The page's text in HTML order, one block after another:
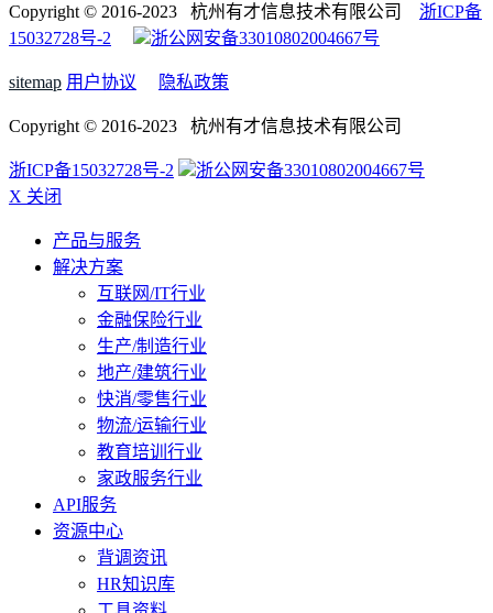
Copyright © 2016-2023 杭州有才信息技术有限公司 浙ICP备
15032728号-2
浙公网安备33010802004667号
sitemap 用户协议 隐私政策
Copyright © 2016-2023 杭州有才信息技术有限公司
浙ICP备15032728号-2
浙公网安备33010802004667号
X 关闭
产品与服务
解决方案
互联网/IT行业
金融保险行业
生产/制造行业
地产/建筑行业
快消/零售行业
物流/运输行业
教育培训行业
家政服务行业
API服务
资源中心
背调资讯
HR知识库